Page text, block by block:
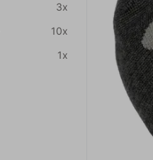
3x
10x
1x